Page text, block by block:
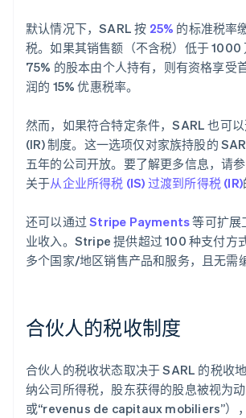
默认情况下，SARL 按 25% 的标准税率
税。如果其销售额（不含税）低于 1000
75% 的股本由个人持有，则有资格享受
润的 15% 优惠税率。
然而，如果符合特定条件，SARL 也可
(IR) 制度。这一选项仅对家族持股的
五年的公司开放。要了解更多信息，请
关于从企业所得税 (IS) 过渡到所得税 (IR)
还可以通过Stripe Payments等可扩展
业收入。Stripe 提供超过 100 种支付方
多个国家/地区销售产品和服务，且无需
合伙人的税收制度
合伙人的税收状态取决于 SARL 的税收
纳公司所得税，股东获得的股息被视为
或“revenus de capitaux mobiliers”）